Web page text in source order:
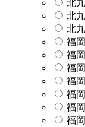
北
北
北
福
福
福
福
福
福
福